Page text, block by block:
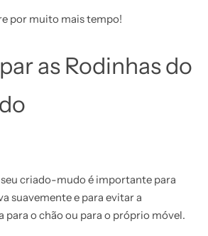
por muito mais tempo!
as Rodinhas do
criado-mudo é importante para
suavemente e para evitar a
para o chão ou para o próprio móvel.